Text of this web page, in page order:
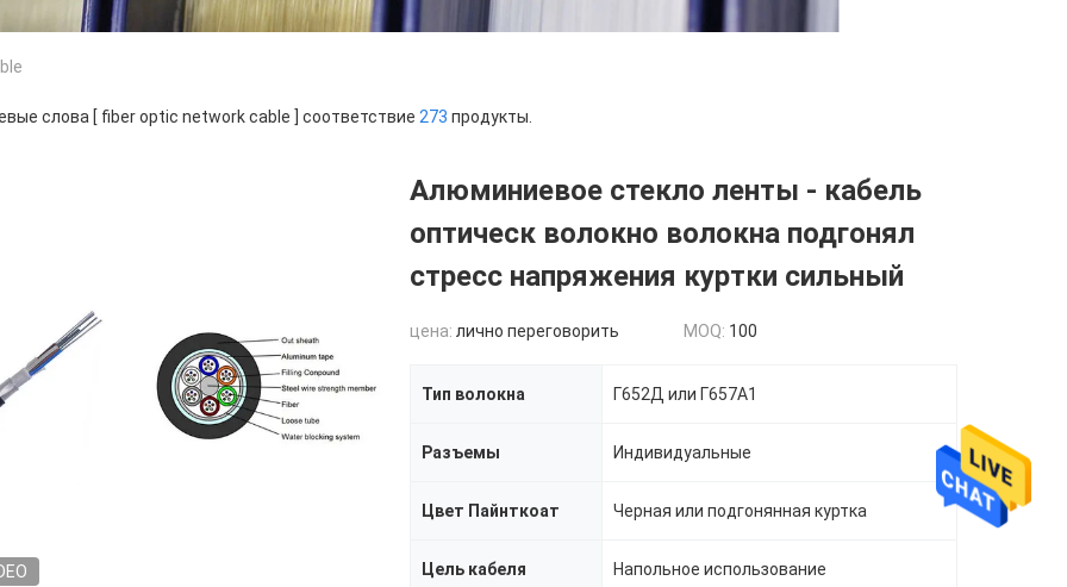
слова [ fiber optic network cable ] соответствие 273 продукты.
Алюминиевое стекло ленты - кабель
оптическ волокно волокна подгонял
стресс напряжения куртки сильный
цена: лично переговорить MOQ: 100
Тип волокна Г652Д или Г657А1
Разъемы Индивидуальные
Цвет Пайнткоат Черная или подгонянная куртка
Цель кабеля Напольное использование